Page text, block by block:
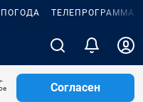
ПОГОДА ТЕЛЕПРОГРАММА
Согласен